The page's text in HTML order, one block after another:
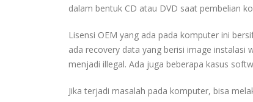
dalam bentuk CD atau DVD saat pembelian
Lisensi OEM yang ada pada komputer ini
ada recovery data yang berisi image instalasi
menjadi illegal. Ada juga beberapa kasus
Jika terjadi masalah pada komputer, bisa